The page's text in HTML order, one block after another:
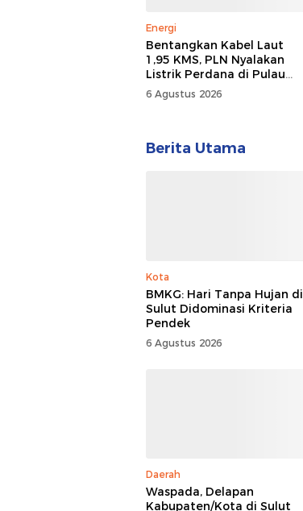
Energi
Bentangkan Kabel Laut
1,95 KMS, PLN Nyalakan
Listrik Perdana di Pulau
Dudepo, Desa Berlistrik di
Gorontalo 100 Persen
6 Agustus 2026
Berita Utama
Kota
BMKG: Hari Tanpa Hujan di
Sulut Didominasi Kriteria
Pendek
6 Agustus 2026
Daerah
Waspada, Delapan
Kabupaten/Kota di Sulut